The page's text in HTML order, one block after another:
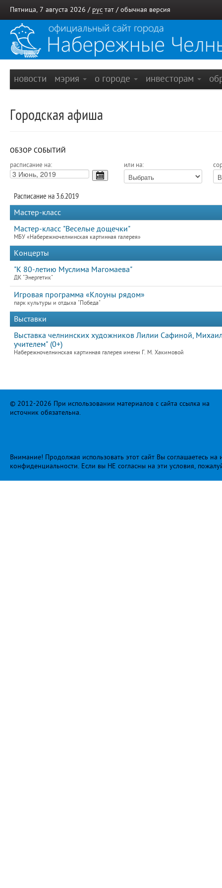
Пятница, 7 августа 2026 / рус тат / обычная версия
новости мэрия о городе инвесторам
Городская афиша
ОБЗОР СОБЫТИЙ
расписание на: или на:
Расписание на 3.6.2019
Мастер-класс
Мастер-класс "Веселые дощечки"
МБУ «Набережночелнинская картинная галерея»
Концерты
"К 80-летию Муслима Магомаева"
ДК "Энергетик"
Игровая программа «Клоуны рядом»
парк культуры и отдыха "Победа"
Выставки
Выставка челнинских художников Лилии Сафиной,
учителем" (0+)
Набережночелнинская картинная галерея имени Г. М. Хакимовой
© 2012-2026 При использовании материалов с сайта ссылка на
источник обязательна.
Внимание! Продолжая использовать этот сайт Вы соглашаетесь
конфиденциальности. Если вы НЕ согласны на эти условия,